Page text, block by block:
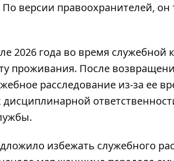
версии правоохранителей, он
2026 года во время
проживания. После
расследование из-за ее
дисциплинарной
избежать служебного